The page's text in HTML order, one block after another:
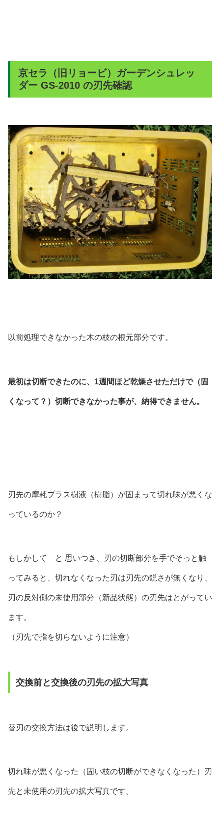
京セラ（旧リョービ）ガーデンシュレッ
ダー GS-2010 の刃先確認
以前処理できなかった木の枝の根元部分です。
最初は切断できたのに、1週間ほど乾燥させただけで（固
くなって？）切断できなかった事が、納得できません。
刃先の摩耗プラス樹液（樹脂）が固まって切れ味が悪くな
っているのか？
もしかして と 思いつき、刃の切断部分を手でそっと触
ってみると、切れなくなった刃は刃先の鋭さが無くなり、
刃の反対側の未使用部分（新品状態）の刃先はとがってい
ます。
（刃先で指を切らないように注意）
交換前と交換後の刃先の拡大写真
替刃の交換方法は後で説明します。
切れ味が悪くなった（固い枝の切断ができなくなった）刃
先と未使用の刃先の拡大写真です。